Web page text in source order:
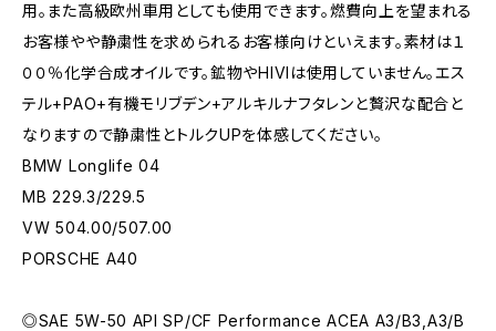
用。また高級欧州車用としても使用できます。燃費向上を望まれる
お客様やや静粛性を求められるお客様向けといえます。素材は１
００％化学合成オイルです。鉱物やHIVIは使用していません。エス
テル+PAO+有機モリブデン+アルキルナフタレンと贅沢な配合と
なりますので静粛性とトルクUPを体感してください。
BMW Longlife 04
MB 229.3/229.5
VW 504.00/507.00
PORSCHE A40
◎SAE 5W-50 API SP/CF Performance ACEA A3/B3,A3/B